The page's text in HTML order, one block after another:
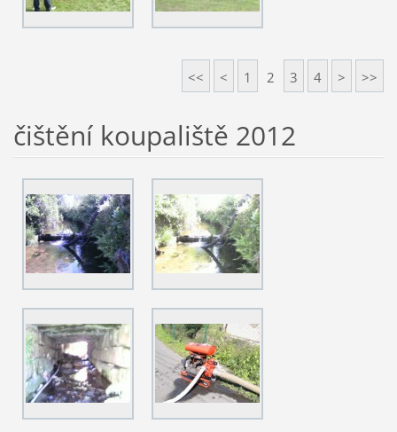
<< < 1 2 3 4 > >>
čištění koupaliště 2012